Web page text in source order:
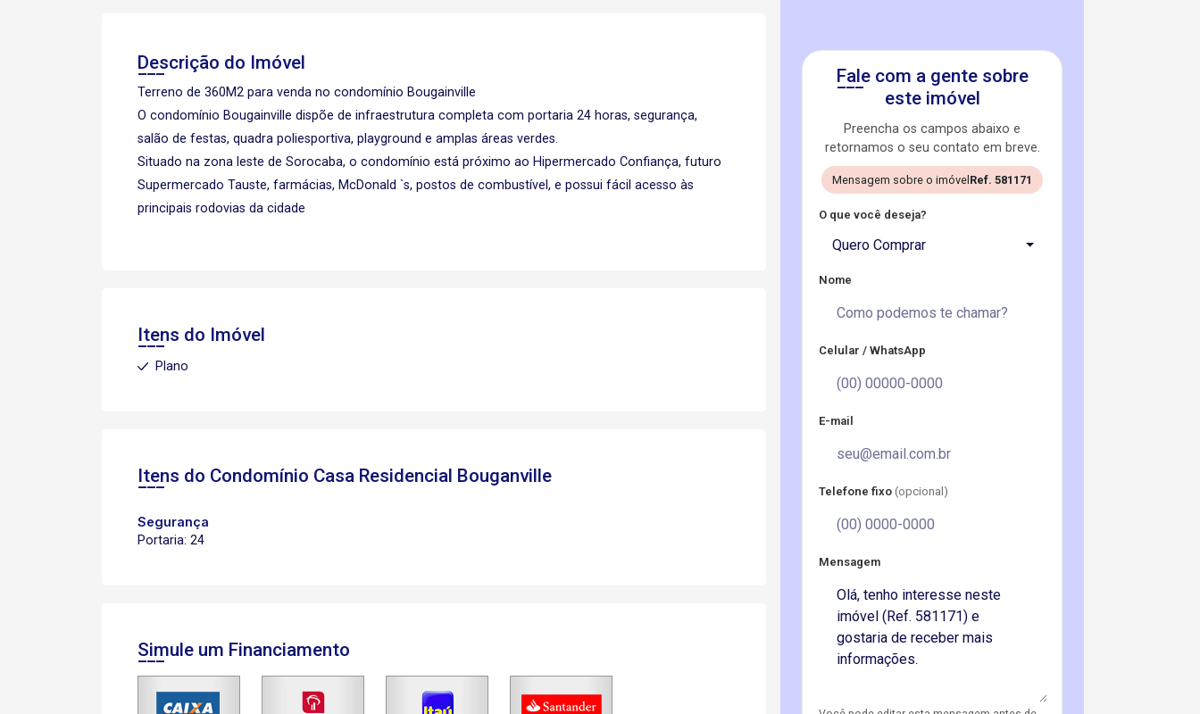
Descrição do Imóvel
Terreno de 360M2 para venda no condomínio Bougainville
O condomínio Bougainville dispõe de infraestrutura completa com portaria 24 horas, segurança,
salão de festas, quadra poliesportiva, playground e amplas áreas verdes.
Situado na zona leste de Sorocaba, o condomínio está próximo ao Hipermercado Confiança, futuro
Supermercado Tauste, farmácias, McDonald `s, postos de combustível, e possui fácil acesso às
principais rodovias da cidade
Itens do Imóvel
Plano
Itens do Condomínio Casa Residencial Bouganville
Segurança
Portaria: 24
Simule um Financiamento
Fale com a gente sobre
este imóvel
Preencha os campos abaixo e
retornamos o seu contato em breve.
Mensagem sobre o imóvel Ref. 581171
O que você deseja?
Quero Comprar
Nome
Celular / WhatsApp
E-mail
Telefone fixo (opcional)
Mensagem